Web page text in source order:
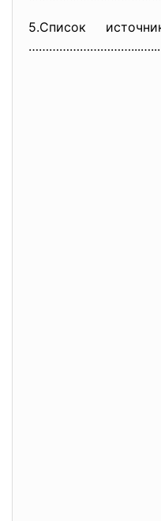
5.Список